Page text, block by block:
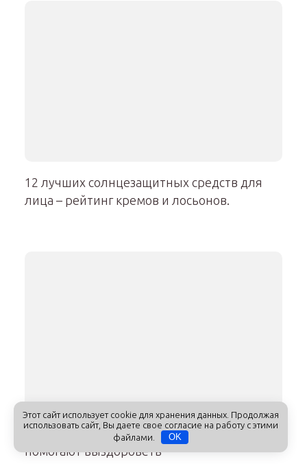
12 лучших солнцезащитных средств для
лица – рейтинг кремов и лосьонов.
14 продуктов на нашей кухне, которые
помогают выздороветь
Этот сайт использует cookie для хранения данных. Продолжая
использовать сайт, Вы даете свое согласие на работу с этими
файлами.
OK